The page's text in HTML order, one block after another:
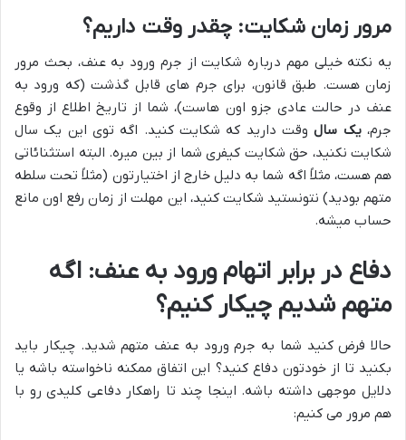
مرور زمان شکایت: چقدر وقت داریم؟
یه نکته خیلی مهم درباره شکایت از جرم ورود به عنف، بحث مرور
زمان هست. طبق قانون، برای جرم های قابل گذشت (که ورود به
عنف در حالت عادی جزو اون هاست)، شما از تاریخ اطلاع از وقوع
جرم،یک سالوقت دارید که شکایت کنید. اگه توی این یک سال
شکایت نکنید، حق شکایت کیفری شما از بین میره. البته استثنائاتی
هم هست، مثلاً اگه شما به دلیل خارج از اختیارتون (مثلاً تحت سلطه
متهم بودید) نتونستید شکایت کنید، این مهلت از زمان رفع اون مانع
حساب میشه.
دفاع در برابر اتهام ورود به عنف: اگه
متهم شدیم چیکار کنیم؟
حالا فرض کنید شما به جرم ورود به عنف متهم شدید. چیکار باید
بکنید تا از خودتون دفاع کنید؟ این اتفاق ممکنه ناخواسته باشه یا
دلایل موجهی داشته باشه. اینجا چند تا راهکار دفاعی کلیدی رو با
هم مرور می کنیم: